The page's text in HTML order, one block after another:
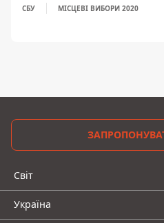
СБУ МІСЦЕВІ ВИБОРИ 2020
Світ
Україна